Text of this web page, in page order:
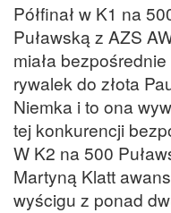
Półfinał w K1 na
Puławską z AZS
miała
rywalek do złota
Niemka i to ona
tej konkurencji
W K2 na 500
Martyną Klatt
wyścigu z ponad